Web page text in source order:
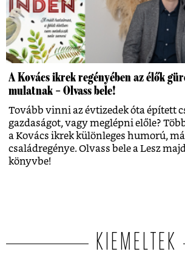
A Kovács ikrek regényében az élők
mulatnak – Olvass bele!
Tovább vinni az évtizedek óta épített
gazdaságot, vagy meglépni előle?
a Kovács ikrek különleges humorú,
családregénye. Olvass bele a Lesz
könyvbe!
KIEMELTEK